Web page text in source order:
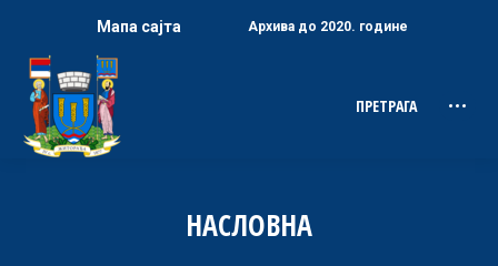
Мапа сајта Архива до 2020. године
Search:
ПРЕТРАГА
НАСЛОВНА